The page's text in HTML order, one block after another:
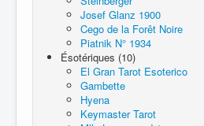
Josef Glanz 1900
Cego de la Forêt Noire
Piatnik N° 1934
Ésotériques (10)
El Gran Tarot Esoterico
Gambette
Hyena
Keymaster Tarot